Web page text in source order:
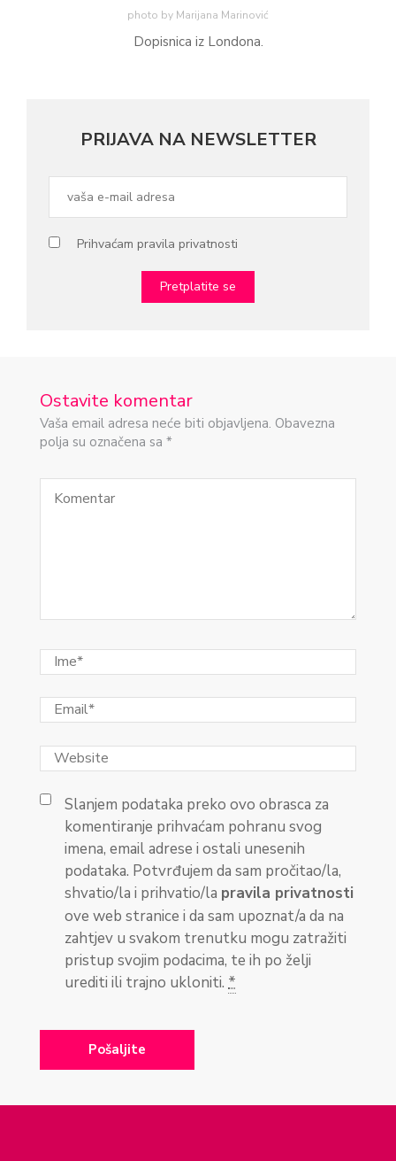
photo by Marijana Marinović
Dopisnica iz Londona.
PRIJAVA NA NEWSLETTER
Prihvaćam pravila privatnosti
Ostavite komentar
Vaša email adresa neće biti objavljena. Obavezna
polja su označena sa *
Slanjem podataka preko ovo obrasca za
komentiranje prihvaćam pohranu svog
imena, email adrese i ostali unesenih
podataka. Potvrđujem da sam pročitao/la,
shvatio/la i prihvatio/la pravila privatnosti
ove web stranice i da sam upoznat/a da na
zahtjev u svakom trenutku mogu zatražiti
pristup svojim podacima, te ih po želji
urediti ili trajno ukloniti. *